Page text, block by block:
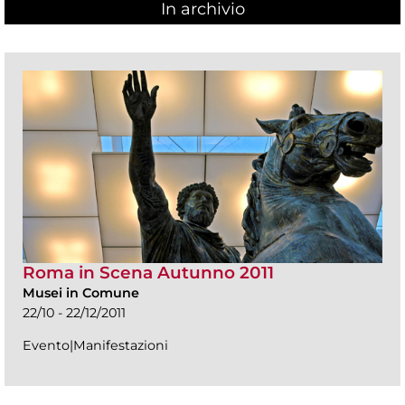
In archivio
Roma in Scena Autunno 2011
Musei in Comune
22/10 - 22/12/2011
Evento|Manifestazioni